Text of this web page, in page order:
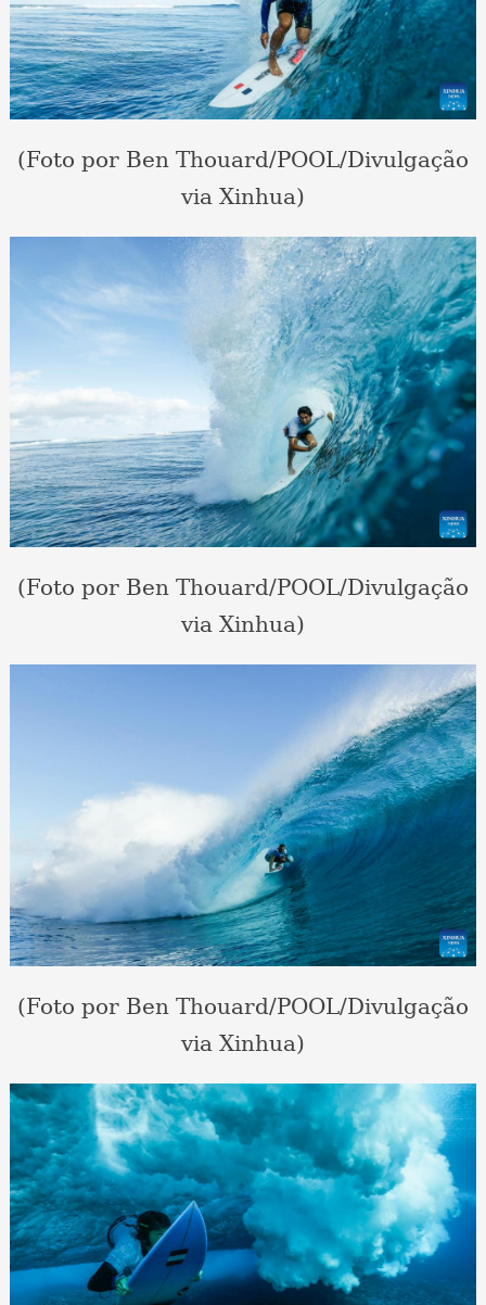
(Foto por Ben Thouard/POOL/Divulgação
via Xinhua)
(Foto por Ben Thouard/POOL/Divulgação
via Xinhua)
(Foto por Ben Thouard/POOL/Divulgação
via Xinhua)